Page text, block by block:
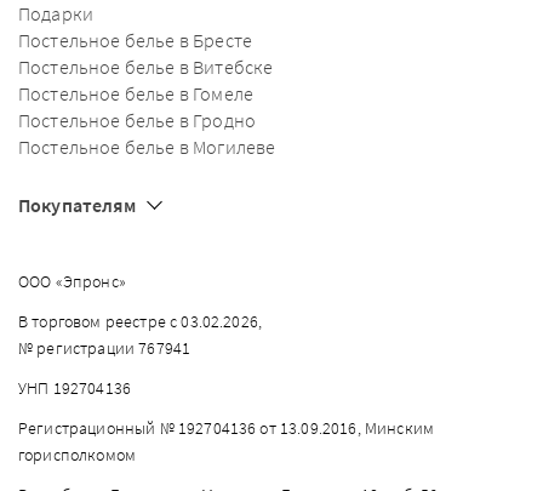
Подарки
Постельное белье в Бресте
Постельное белье в Витебске
Постельное белье в Гомеле
Постельное белье в Гродно
Постельное белье в Могилеве
Покупателям
ООО «Эпронс»
В торговом реестре с 03.02.2026,
№ регистрации 767941
УНП 192704136
Регистрационный № 192704136 от 13.09.2016, Минским
горисполкомом